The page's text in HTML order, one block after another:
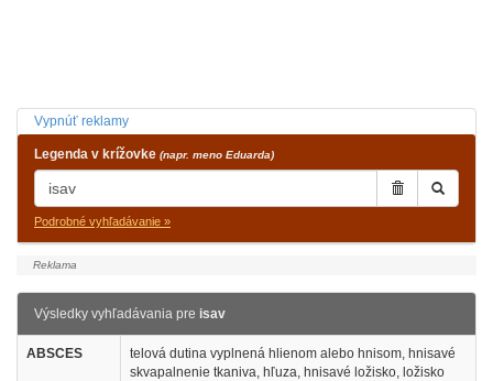
Vypnúť reklamy
Legenda v krížovke (napr. meno Eduarda)
Podrobné vyhľadávanie »
Výsledky vyhľadávania pre isav
ABSCES
telová dutina vyplnená hlienom alebo hnisom, hnisavé
skvapalnenie tkaniva, hľuza, hnisavé ložisko, ložisko